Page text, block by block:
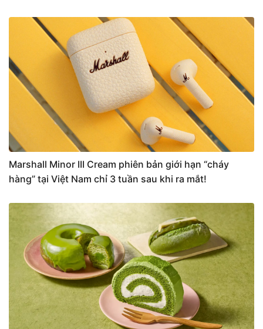
Marshall Minor III Cream phiên bản giới hạn “cháy
hàng” tại Việt Nam chỉ 3 tuần sau khi ra mắt!